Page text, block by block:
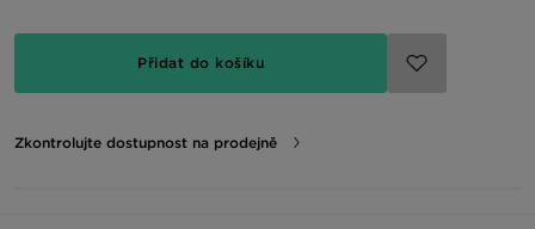
Přidat do košíku
Zkontrolujte dostupnost na prodejně